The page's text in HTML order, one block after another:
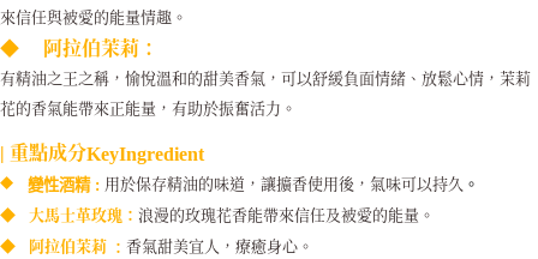
來信任與被愛的能量情趣。
◆ 阿拉伯茉莉 ：
有精油之王之稱，愉悅溫和的甜美香氣，可以舒緩負面情緒、放鬆心情，茉莉
花的香氣能帶來正能量，有助於振奮活力。
| 重點成分KeyIngredient
◆ 變性酒精 : 用於保存精油的味道，讓擴香使用後，氣味可以持久 。
◆
大馬士革玫瑰： 浪漫的玫瑰花香能帶來信任及被愛的能量。
◆
阿拉伯茉莉 ： 香氣甜美宜人，療癒身心。